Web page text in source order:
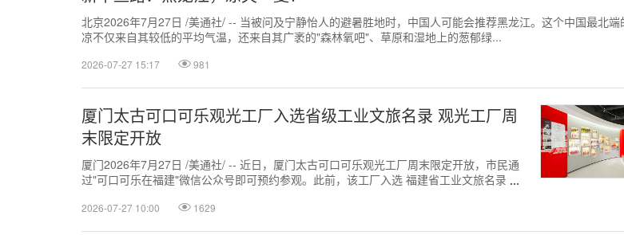
北京2026年7月27日 /美通社/ -- 当被问及宁静怡人的避暑胜地时，中国人可能会推荐黑龙江。这个中国最北端
凉不仅来自其较低的平均气温，还来自其广袤的"森林氧吧"、草原和湿地上的葱郁绿...
2026-07-27 15:17 981
厦门太古可口可乐观光工厂入选省级工业文旅名录 观光工厂周
末限定开放
厦门2026年7月27日 /美通社/ -- 近日，厦门太古可口可乐观光工厂周末限定开放，市民通
过"可口可乐在福建"微信公众号即可预约参观。此前，该工厂入选 福建省工业文旅名录，
2026-07-27 10:00 1629